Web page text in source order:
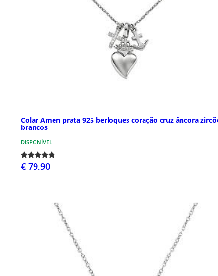
Colar Amen prata 925 berloques coração cruz âncora
brancos
DISPONÍVEL
€ 79,90